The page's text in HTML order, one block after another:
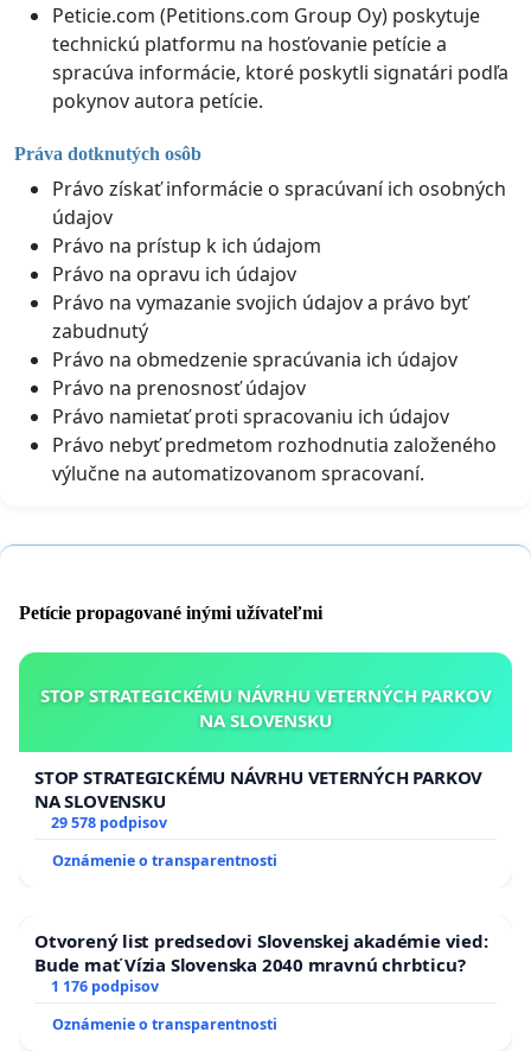
Peticie.com (Petitions.com Group Oy) poskytuje
technickú platformu na hosťovanie petície a
spracúva informácie, ktoré poskytli signatári podľa
pokynov autora petície.
Práva dotknutých osôb
Právo získať informácie o spracúvaní ich osobných
údajov
Právo na prístup k ich údajom
Právo na opravu ich údajov
Právo na vymazanie svojich údajov a právo byť
zabudnutý
Právo na obmedzenie spracúvania ich údajov
Právo na prenosnosť údajov
Právo namietať proti spracovaniu ich údajov
Právo nebyť predmetom rozhodnutia založeného
výlučne na automatizovanom spracovaní.
Petície propagované inými užívateľmi
STOP STRATEGICKÉMU NÁVRHU VETERNÝCH PARKOV
NA SLOVENSKU
STOP STRATEGICKÉMU NÁVRHU VETERNÝCH PARKOV
NA SLOVENSKU
29 578 podpisov
Oznámenie o transparentnosti
Otvorený list predsedovi Slovenskej akadémie vied:
Bude mať Vízia Slovenska 2040 mravnú chrbticu?
1 176 podpisov
Oznámenie o transparentnosti